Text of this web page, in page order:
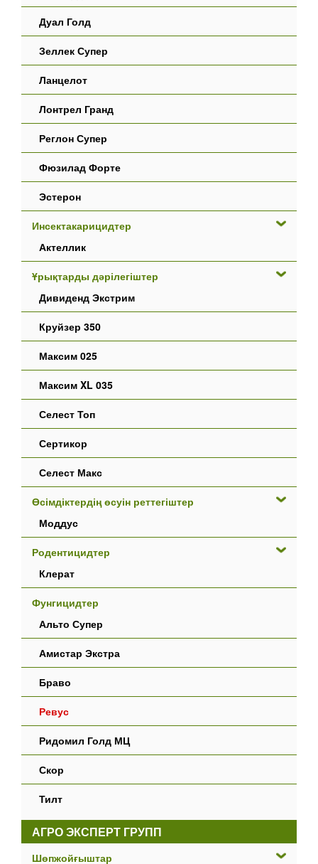
Дуал Голд
Зеллек Супер
Ланцелот
Лонтрел Гранд
Реглон Супер
Фюзилад Форте
Эстерон
Инсектакарицидтер
Актеллик
Ұрықтарды дәрілегіштер
Дивиденд Экстрим
Круйзер 350
Максим 025
Максим XL 035
Селест Топ
Сертикор
Селест Макс
Өсімдіктердің өсуін реттегіштер
Моддус
Родентицидтер
Клерат
Фунгицидтер
Альто Супер
Амистар Экстра
Браво
Ревус
Ридомил Голд МЦ
Скор
Тилт
АГРО ЭКСПЕРТ ГРУПП
Шөпжойғыштар